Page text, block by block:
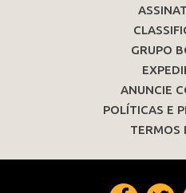
GRUPO
ANUNCIE
POLÍTICAS E
TERMOS